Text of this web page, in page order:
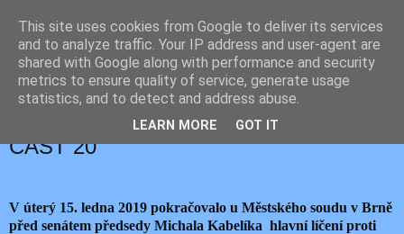
JEMELIK ZDENĚK
čtvrtek 17. ledna 2019
KAUZA ZADEH: NOVÁ OBŽALOBA-
ČÁST 20
V úterý 15. ledna 2019 pokračovalo u Městského soudu v Brně
před senátem předsedy Michala Kabelíka hlavní líčení proti
This site uses cookies from Google to deliver its services
and to analyze traffic. Your IP address and user-agent are
shared with Google along with performance and security
metrics to ensure quality of service, generate usage
statistics, and to detect and address abuse.
LEARN MORE GOT IT